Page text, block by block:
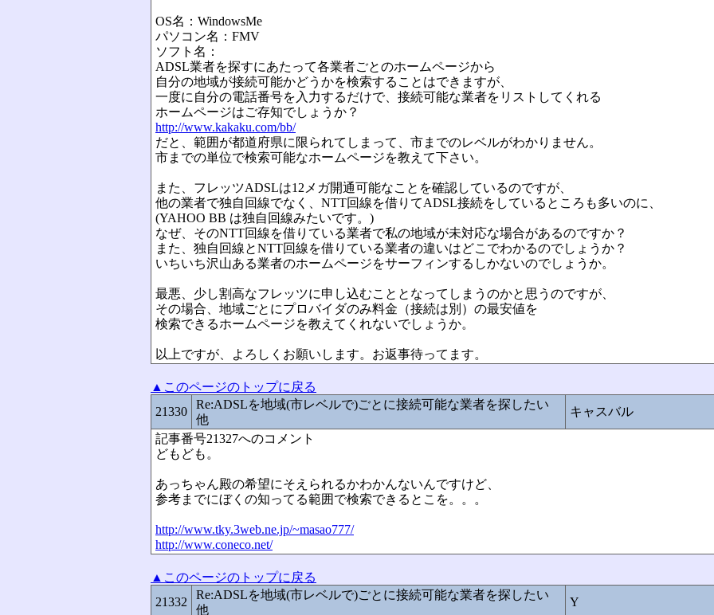
OS名：WindowsMe
パソコン名：FMV
ソフト名：
ADSL業者を探すにあたって各業者ごとのホームページから
自分の地域が接続可能かどうかを検索することはできますが、
一度に自分の電話番号を入力するだけで、接続可能な業者をリストしてくれる
ホームページはご存知でしょうか？
http://www.kakaku.com/bb/
だと、範囲が都道府県に限られてしまって、市までのレベルがわかりません。
市までの単位で検索可能なホームページを教えて下さい。
また、フレッツADSLは12メガ開通可能なことを確認しているのですが、
他の業者で独自回線でなく、NTT回線を借りてADSL接続をしているところも多いのに、
(YAHOO BB は独自回線みたいです。)
なぜ、そのNTT回線を借りている業者で私の地域が未対応な場合があるのですか？
また、独自回線とNTT回線を借りている業者の違いはどこでわかるのでしょうか？
いちいち沢山ある業者のホームページをサーフィンするしかないのでしょうか。
最悪、少し割高なフレッツに申し込むこととなってしまうのかと思うのですが、
その場合、地域ごとにプロバイダのみ料金（接続は別）の最安値を
検索できるホームページを教えてくれないでしょうか。
以上ですが、よろしくお願いします。お返事待ってます。
▲このページのトップに戻る
21330
Re:ADSLを地域(市レベルで)ごとに接続可能な業者を探したい
他
キャスバル
記事番号21327へのコメント
どもども。
あっちゃん殿の希望にそえられるかわかんないんですけど、
参考までにぼくの知ってる範囲で検索できるとこを。。。
http://www.tky.3web.ne.jp/~masao777/
http://www.coneco.net/
▲このページのトップに戻る
21332
Re:ADSLを地域(市レベルで)ごとに接続可能な業者を探したい
他
Y